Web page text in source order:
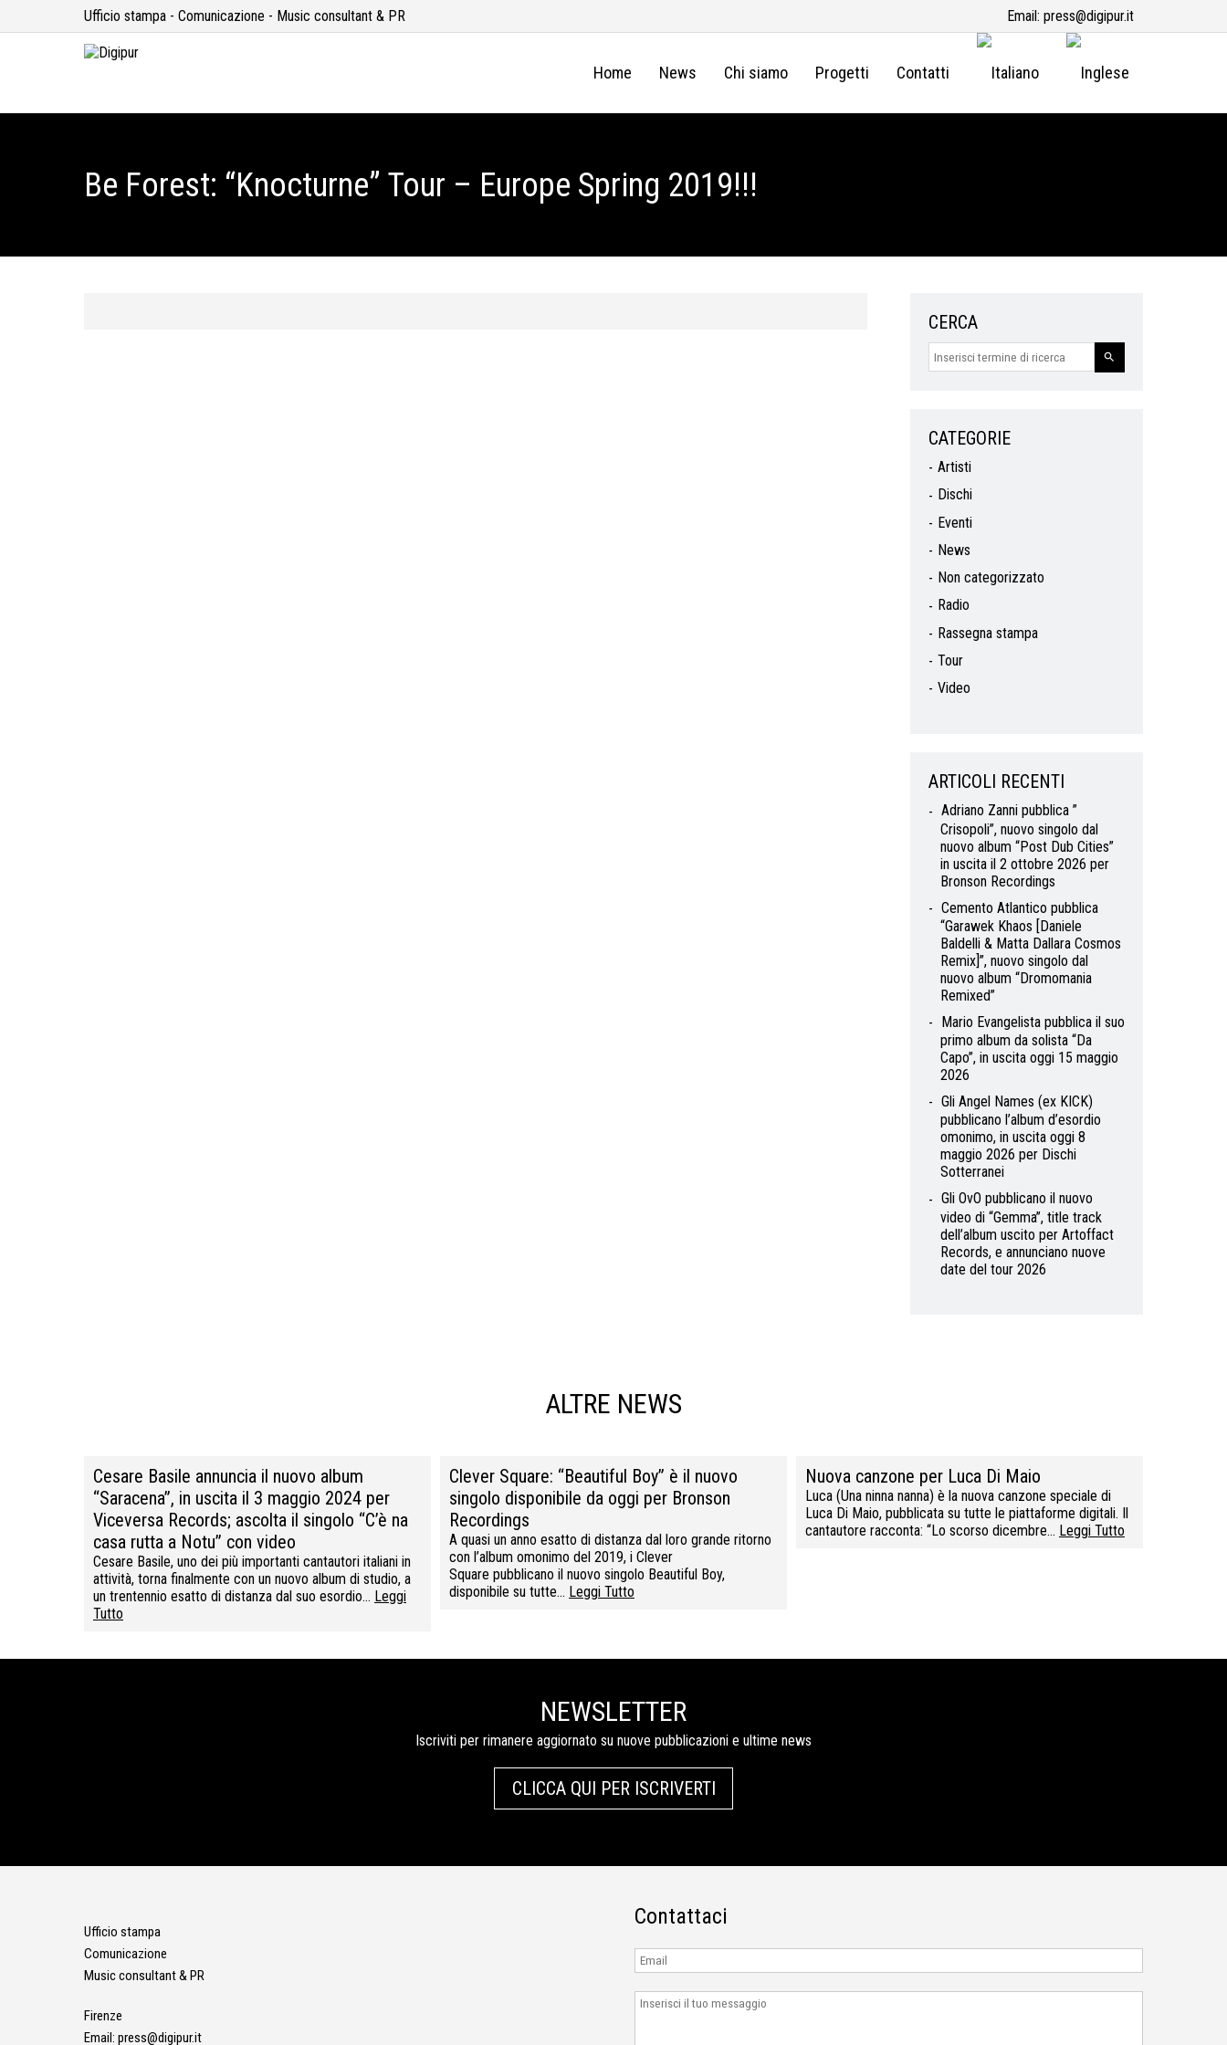
Ufficio stampa - Comunicazione - Music consultant & PR Email: press@digipur.it
Home News Chi siamo Progetti Contatti
Be Forest: “Knocturne” Tour – Europe Spring 2019!!!
CERCA
CATEGORIE
Artisti
Dischi
Eventi
News
Non categorizzato
Radio
Rassegna stampa
Tour
Video
ARTICOLI RECENTI
Adriano Zanni pubblica ”
Crisopoli”, nuovo singolo dal
nuovo album “Post Dub Cities”
in uscita il 2 ottobre 2026 per
Bronson Recordings
Cemento Atlantico pubblica
“Garawek Khaos [Daniele
Baldelli & Matta Dallara Cosmos
Remix]”, nuovo singolo dal
nuovo album “Dromomania
Remixed”
Mario Evangelista pubblica il suo
primo album da solista “Da
Capo”, in uscita oggi 15 maggio
2026
Gli Angel Names (ex KICK)
pubblicano l’album d’esordio
omonimo, in uscita oggi 8
maggio 2026 per Dischi
Sotterranei
Gli OvO pubblicano il nuovo
video di “Gemma”, title track
dell’album uscito per Artoffact
Records, e annunciano nuove
date del tour 2026
ALTRE NEWS
Cesare Basile annuncia il nuovo album
“Saracena”, in uscita il 3 maggio 2024 per
Viceversa Records; ascolta il singolo “C’è na
casa rutta a Notu” con video
Cesare Basile, uno dei più importanti cantautori italiani in
attività, torna finalmente con un nuovo album di studio, a
un trentennio esatto di distanza dal suo esordio… Leggi
Tutto
Clever Square: “Beautiful Boy” è il nuovo
singolo disponibile da oggi per Bronson
Recordings
A quasi un anno esatto di distanza dal loro grande ritorno
con l’album omonimo del 2019, i Clever
Square pubblicano il nuovo singolo Beautiful Boy,
disponibile su tutte… Leggi Tutto
Nuova canzone per Luca Di Maio
Luca (Una ninna nanna) è la nuova canzone speciale di
Luca Di Maio, pubblicata su tutte le piattaforme digitali. Il
cantautore racconta: “Lo scorso dicembre… Leggi Tutto
NEWSLETTER
Iscriviti per rimanere aggiornato su nuove pubblicazioni e ultime news
CLICCA QUI PER ISCRIVERTI
Ufficio stampa
Comunicazione
Music consultant & PR
Firenze
Email: press@digipur.it
Contattaci